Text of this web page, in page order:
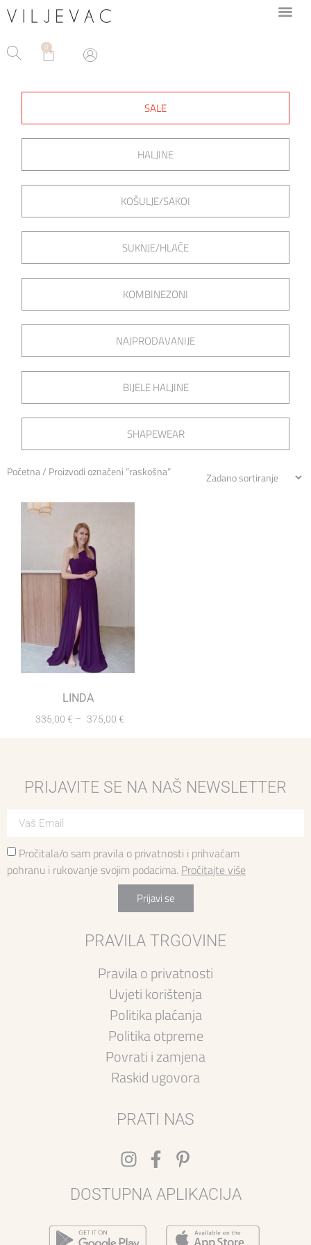
0
SALE
HALJINE
KOŠULJE/SAKOI
SUKNJE/HLAČE
KOMBINEZONI
NAJPRODAVANIJE
BIJELE HALJINE
SHAPEWEAR
Početna/ Proizvodi označeni “raskošna”
LINDA
335,00 € – 375,00 €
PRIJAVITE SE NA NAŠ NEWSLETTER
Pročitala/o sam pravila o privatnosti i prihvaćam
pohranu i rukovanje svojim podacima. Pročitajte više
Prijavi se
PRAVILA TRGOVINE
Pravila o privatnosti
Uvjeti korištenja
Politika plaćanja
Politika otpreme
Povrati i zamjena
Raskid ugovora
PRATI NAS
DOSTUPNA APLIKACIJA